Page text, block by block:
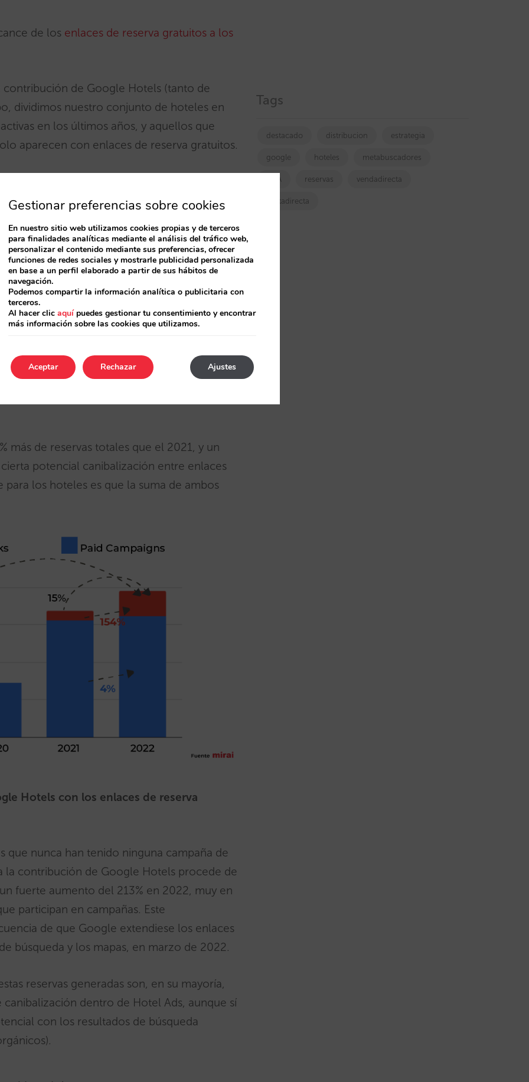
de los enlaces de reserva gratuitos a los
de Google Hotels (tanto de
dividimos nuestro conjunto de hoteles en
en los últimos años, y aquellos que
aparecen con enlaces de reserva gratuitos.
enlaces de reserva gratuitos)
tenido campañas de pago activas en Google
cuatro años. En estos hoteles, la
generando más reservas cada año,
de pago crecieron un 4% en 2022,
de enlaces de reserva gratuitos
otro 18% de todas las reservas de Google
más de reservas totales que el 2021, y un
potencial canibalización entre enlaces
los hoteles es que la suma de ambos
Hotels con los enlaces de reserva
que nunca han tenido ninguna campaña de
la contribución de Google Hotels procede de
fuerte aumento del 213% en 2022, muy en
participan en campañas. Este
de que Google extendiese los enlaces
búsqueda y los mapas, en marzo de 2022.
reservas generadas son, en su mayoría,
dentro de Hotel Ads, aunque sí
con los resultados de búsqueda
Tags
destacado distribucion estrategia
google hoteles metabuscadores
OTA reservas vendadirecta
ventadirecta
Gestionar preferencias sobre cookies
En nuestro sitio web utilizamos cookies propias y de terceros
para finalidades analíticas mediante el análisis del tráfico web,
personalizar el contenido mediante sus preferencias, ofrecer
funciones de redes sociales y mostrarle publicidad personalizada
en base a un perfil elaborado a partir de sus hábitos de
navegación.
Podemos compartir la información analítica o publicitaria con
terceros.
Al hacer clic aquípuedes gestionar tu consentimiento y encontrar
más información sobre las cookies que utilizamos.
Aceptar Ajustes
Rechazar